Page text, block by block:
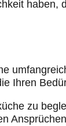
Ihren
zu